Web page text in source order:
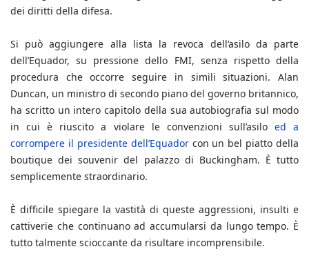
dei diritti della difesa.
Si può aggiungere alla lista la revoca dell’asilo da parte
dell’Equador, su pressione dello FMI, senza rispetto della
procedura che occorre seguire in simili situazioni. Alan
Duncan, un ministro di secondo piano del governo britannico,
ha scritto un intero capitolo della sua autobiografia sul modo
in cui è riuscito a violare le convenzioni sull’asiloed a
corrompere il presidente dell’Equador con un bel piatto della
boutique dei souvenir del palazzo di Buckingham. È tutto
semplicemente straordinario.
È difficile spiegare la vastità di queste aggressioni, insulti e
cattiverie che continuano ad accumularsi da lungo tempo. È
tutto talmente scioccante da risultare incomprensibile.